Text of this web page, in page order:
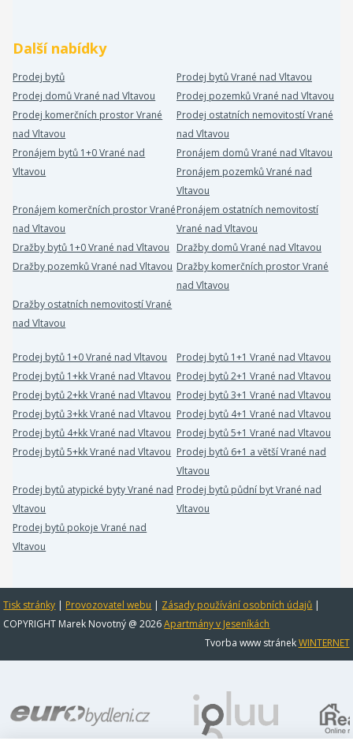
Další nabídky
Prodej bytů
Prodej bytů Vrané nad Vltavou
Prodej domů Vrané nad Vltavou
Prodej pozemků Vrané nad Vltavou
Prodej komerčních prostor Vrané
nad Vltavou
Prodej ostatních nemovitostí Vrané
nad Vltavou
Pronájem bytů 1+0 Vrané nad
Vltavou
Pronájem domů Vrané nad Vltavou
Pronájem pozemků Vrané nad
Vltavou
Pronájem komerčních prostor Vrané
nad Vltavou
Pronájem ostatních nemovitostí
Vrané nad Vltavou
Dražby bytů 1+0 Vrané nad Vltavou
Dražby domů Vrané nad Vltavou
Dražby pozemků Vrané nad Vltavou Dražby komerčních prostor Vrané
nad Vltavou
Dražby ostatních nemovitostí Vrané
nad Vltavou
Prodej bytů 1+0 Vrané nad Vltavou
Prodej bytů 1+1 Vrané nad Vltavou
Prodej bytů 1+kk Vrané nad Vltavou Prodej bytů 2+1 Vrané nad Vltavou
Prodej bytů 2+kk Vrané nad Vltavou Prodej bytů 3+1 Vrané nad Vltavou
Prodej bytů 3+kk Vrané nad Vltavou Prodej bytů 4+1 Vrané nad Vltavou
Prodej bytů 4+kk Vrané nad Vltavou Prodej bytů 5+1 Vrané nad Vltavou
Prodej bytů 5+kk Vrané nad Vltavou Prodej bytů 6+1 a větší Vrané nad
Vltavou
Prodej bytů atypické byty Vrané nad
Vltavou
Prodej bytů půdní byt Vrané nad
Vltavou
Prodej bytů pokoje Vrané nad
Vltavou
Tisk stránky | Provozovatel webu | Zásady používání osobních údajů |
COPYRIGHT Marek Novotný @ 2026Apartmány v Jeseníkách
Tvorba www stránekWINTERNET